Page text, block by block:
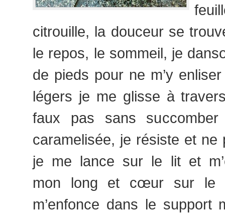
citrouille, la douceur se
le repos, le sommeil, je
de pieds pour ne m’y
légers je me glisse à
faux pas sans
caramelisée, je résiste et ne
je me lance sur le lit et
mon long et cœur sur le
m’enfonce dans le support